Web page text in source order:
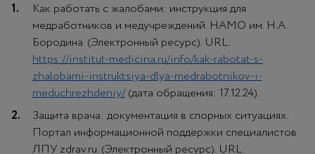
Как работать с жалобами: инструкция для
медработников и медучреждений. НАМО им. Н. А.
Бородина. (Электронный ресурс). URL:
https://institut-medicina.ru/info/kak-rabotat-s-
zhalobami-instruktsiya-dlya-medrabotnikov-i-
meduchrezhdeniy/(дата обращения: 17.12.24).
Защита врача: документация в спорных ситуациях.
Портал информационной поддержки специалистов
ЛПУ zdrav.ru. (Электронный ресурс). URL: